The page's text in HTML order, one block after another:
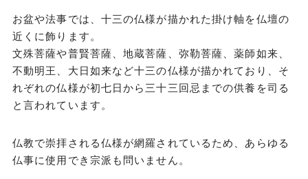
お盆や法事では、十三の仏様が描かれた掛け軸を仏壇の
近くに飾ります。
文殊菩薩や普賢菩薩、地蔵菩薩、弥勒菩薩、薬師如来、
不動明王、大日如来など十三の仏様が描かれており、そ
れぞれの仏様が初七日から三十三回忌までの供養を司る
と言われています。
仏教で崇拝される仏様が網羅されているため、あらゆる
仏事に使用でき宗派も問いません。